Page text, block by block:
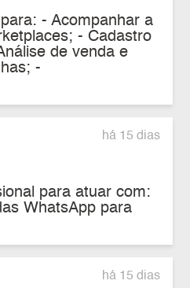
- Acompanhar a
- Cadastro
de venda e
-
há 15 dias
para atuar com:
WhatsApp para
há 15 dias